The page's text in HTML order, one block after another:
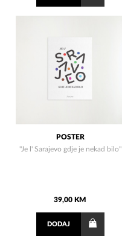
POSTER
"Je l' Sarajevo gdje je nekad bilo"
39,00 KM
DODAJ